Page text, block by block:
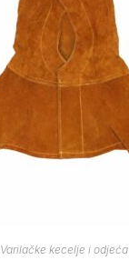
Varilačke kecelje i odjeća